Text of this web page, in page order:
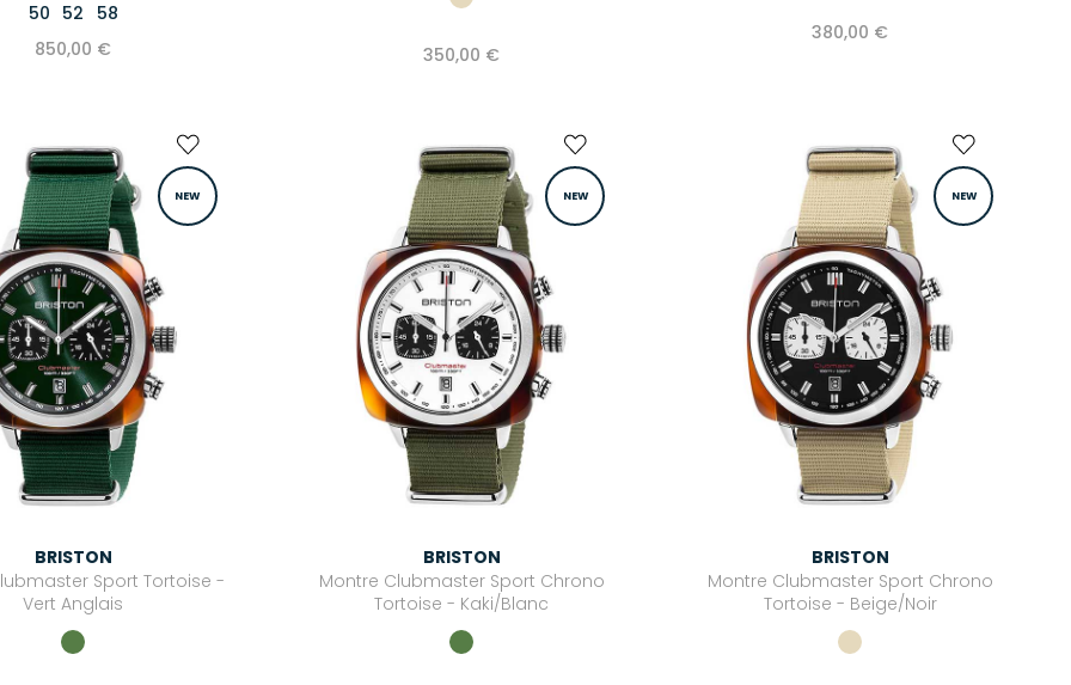
50 52
58
850,00 €
350,00 €
380,00 €
NEW
BRISTON
Sport Tortoise -
Vert Anglais
NEW
BRISTON
Montre Clubmaster Sport Chrono
Tortoise - Kaki/Blanc
NEW
BRISTON
Montre Clubmaster Sport Chrono
Tortoise - Beige/Noir